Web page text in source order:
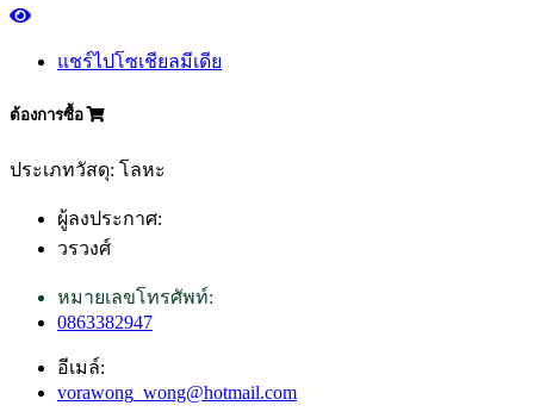
แชร์ไปโซเชียลมีเดีย
ต้องการซื้อ
ประเภทวัสดุ: โลหะ
ผู้ลงประกาศ:
วรวงศ์
หมายเลขโทรศัพท์:
0863382947
อีเมล์:
vorawong_wong@hotmail.com